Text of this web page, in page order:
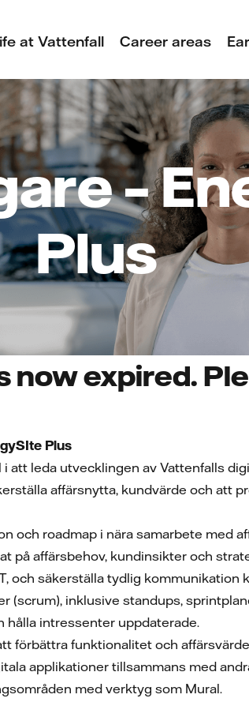
at Vattenfall Career areas
–
Plus
now expired.
Plus
att leda utvecklingen av Vattenfalls
affärsnytta, kundvärde och att
och roadmap i nära samarbete med
på affärsbehov, kundinsikter och
och säkerställa tydlig kommunikation
(scrum), inklusive standups,
hålla intressenter uppdaterade.
förbättra funktionalitet och
applikationer tillsammans med
med verktyg som Mural.